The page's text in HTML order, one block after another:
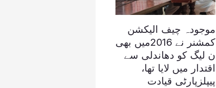
موجودہ چیف الیکشن
کمشنر نے 2016میں بھی
ن لیگ کو دھاندلی سے
اقتدار میں لایا تھا،
پیپلزپارٹی قیادت